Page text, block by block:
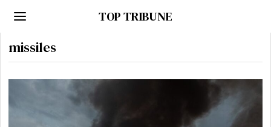
TOP TRIBUNE
missiles